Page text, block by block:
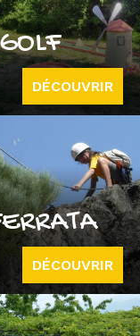
DÉCOUVRIR
DÉCOUVRIR